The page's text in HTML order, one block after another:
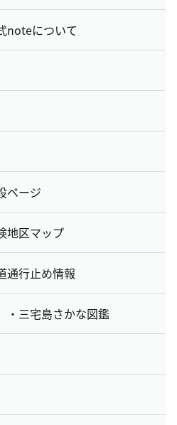
noteについて
ページ
地区マップ
通行止め情報
・三宅島さかな図鑑